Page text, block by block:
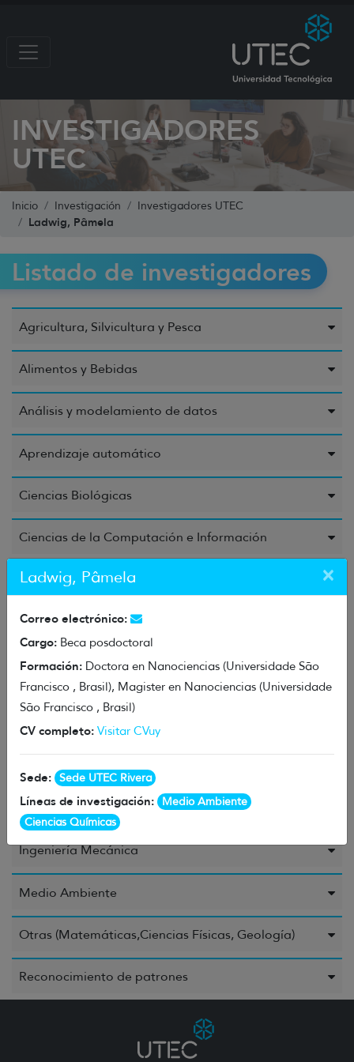
INVESTIGADORES
UTEC
Inicio Investigación Investigadores UTEC
Ladwig, Pâmela
Listado de investigadores
Agricultura, Silvicultura y Pesca
Alimentos y Bebidas
Análisis y modelamiento de datos
Aprendizaje automático
Ciencias Biológicas
Ciencias de la Computación e Información
Ciencias de la Educación
Ciencias de la Salud
Ciencias Químicas
Energía
Ingeniería Eléctrica, Ingeniería Electrónica e
Ingeniería de la Información
Ingeniería Mecánica
Medio Ambiente
Otras (Matemáticas,Ciencias Físicas, Geología)
Reconocimiento de patrones
Ladwig, Pâmela ×
Correo electrónico:
Cargo: Beca posdoctoral
Formación: Doctora en Nanociencias (Universidade São
Francisco , Brasil), Magister en Nanociencias (Universidade
São Francisco , Brasil)
CV completo: Visitar CVuy
Sede: Sede UTEC Rivera
Líneas de investigación:
Medio Ambiente
Ciencias Químicas